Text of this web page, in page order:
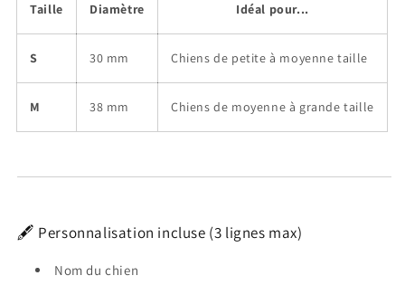
Taille Diamètre Idéal pour...
S 30 mm Chiens de petite à moyenne taille
M 38 mm Chiens de moyenne à grande taille
🖋️ Personnalisation incluse (3 lignes max)
Nom du chien